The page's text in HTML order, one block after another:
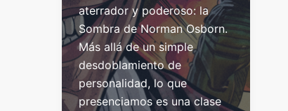
aterrador y poderoso: la
Sombra de Norman Osborn.
Más allá de un simple
desdoblamiento de
personalidad, lo que
presenciamos es una clase